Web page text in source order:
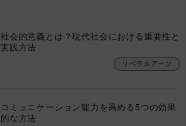
社会的意義とは？現代社会における重要性と
実践方法
リベラルアーツ
コミュニケーション能力を高める5つの効果
的な方法